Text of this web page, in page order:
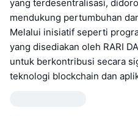
yang terdesentralisasi,
mendukung pertumbuhan
Melalui inisiatif seperti
yang disediakan oleh RARI
untuk berkontribusi secara
teknologi blockchain dan